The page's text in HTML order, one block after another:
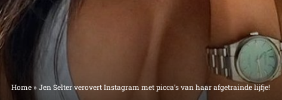
Home» Jen Selter verovert Instagram met picca’s van haar afgetrainde lijfje!